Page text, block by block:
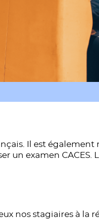
Il est également
un examen CACES.
nos stagiaires à la